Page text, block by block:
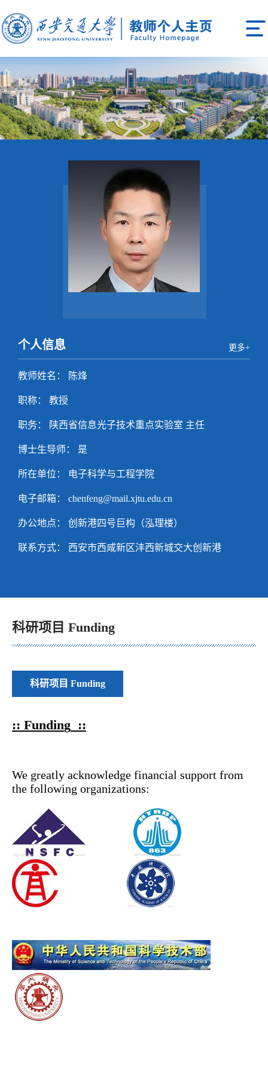
个人信息 更多+
教师姓名： 陈烽
职称： 教授
职务： 陕西省信息光子技术重点实验室 主任
博士生导师： 是
所在单位： 电子科学与工程学院
电子邮箱： chenfeng@mail.xjtu.edu.cn
办公地点： 创新港四号巨构（泓理楼）
联系方式： 西安市西咸新区沣西新城交大创新港
科研项目 Funding
科研项目 Funding